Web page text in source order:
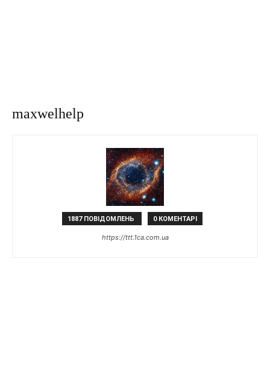
maxwelhelp
1887 ПОВІДОМЛЕНЬ 0 КОМЕНТАРІ
https://ttt.1ca.com.ua